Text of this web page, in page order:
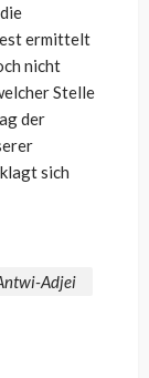
ermittelt
nicht
Stelle
der
sich
Adjei